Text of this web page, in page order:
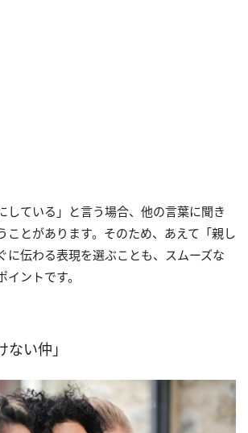
している」と言う場合、他の言葉に聞き
ことがあります。そのため、あえて「親し
に伝わる表現を選ぶことも、スムーズな
ントです。
ない仲」